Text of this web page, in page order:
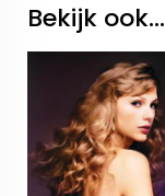
Bekijk ook...